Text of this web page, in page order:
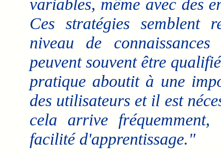
variables, même avec des
Ces stratégies semblent
niveau de
peuvent souvent être
pratique aboutit à une
des utilisateurs et il est
cela arrive
facilité d'apprentissage."